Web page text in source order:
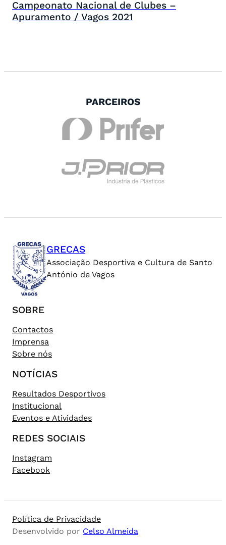
Campeonato Nacional de Clubes –
Apuramento / Vagos 2021
PARCEIROS
GRECAS
Associação Desportiva e Cultura de Santo
António de Vagos
SOBRE
Contactos
Imprensa
Sobre nós
NOTÍCIAS
Resultados Desportivos
Institucional
Eventos e Atividades
REDES SOCIAIS
Instagram
Facebook
Política de Privacidade
Desenvolvido por Celso Almeida